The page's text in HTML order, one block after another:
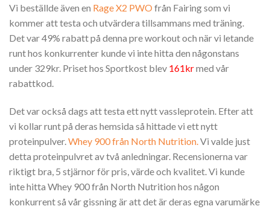
Vi beställde även en Rage X2 PWO från Fairing som vi
kommer att testa och utvärdera tillsammans med träning.
Det var 49% rabatt på denna pre workout och när vi letande
runt hos konkurrenter kunde vi inte hitta den någonstans
under 329kr. Priset hos Sportkost blev 161krmed vår
rabattkod.
Det var också dags att testa ett nytt vassleprotein. Efter att
vi kollar runt på deras hemsida så hittade vi ett nytt
proteinpulver.Whey 900 från North Nutrition.Vi valde just
detta proteinpulvret av två anledningar. Recensionerna var
riktigt bra, 5 stjärnor för pris, värde och kvalitet. Vi kunde
inte hitta Whey 900 från North Nutrition hos någon
konkurrent så vår gissning är att det är deras egna varumärke